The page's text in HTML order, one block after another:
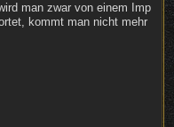
man zwar von einem Imp
kommt man nicht mehr